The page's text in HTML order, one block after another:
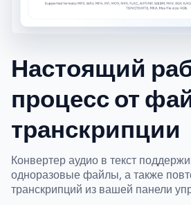
Настоящий
процесс от
транскрипции
Конвертер аудио в текст
одноразовые файлы, а также
транскрипций из вашей панели